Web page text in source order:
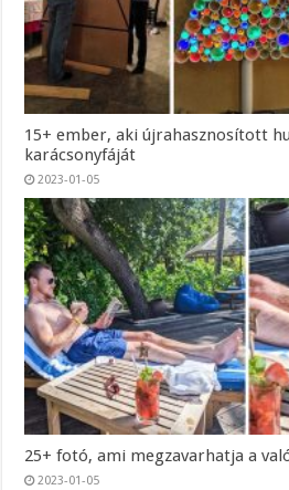
15+ ember, aki újrahasznosított
karácsonyfáját
2023-01-05
25+ fotó, ami megzavarhatja a
2023-01-05